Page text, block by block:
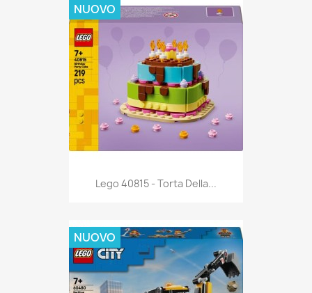
Anteprima
Lego 40815 - Torta Della...
NUOVO
NUOVO